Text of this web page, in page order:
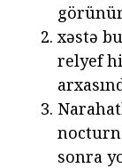
xəstə
relyef
sonra